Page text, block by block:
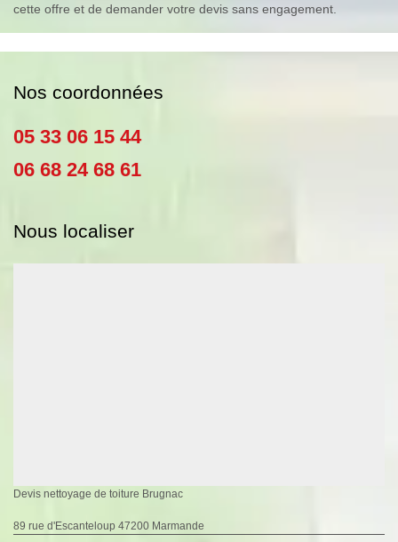
cette offre et de demander votre devis sans engagement.
Nos coordonnées
05 33 06 15 44
06 68 24 68 61
Nous localiser
Devis nettoyage de toiture Brugnac
89 rue d'Escanteloup 47200 Marmande